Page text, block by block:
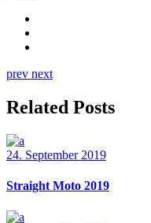
prev next
Related Posts
24. September 2019
Straight Moto 2019